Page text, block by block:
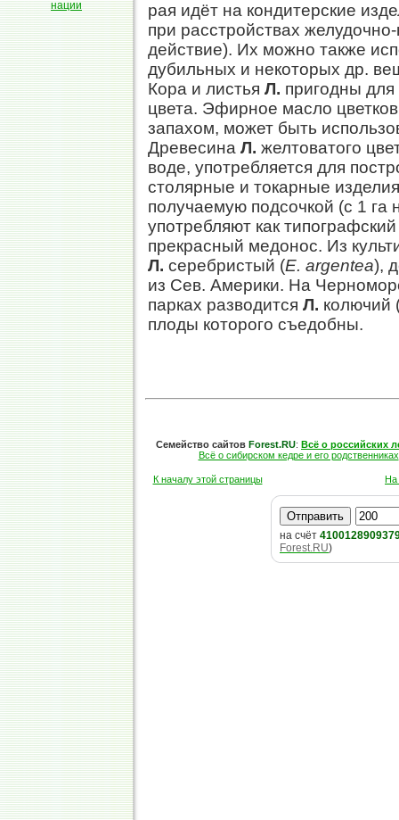
рая идёт на кондитерские
при расстройствах
действие). Их можно также
дубильных и некоторых др.
Кора и листья Л. пригодны
цвета. Эфирное масло
запахом, может быть
Древесина Л. желтоватого
воде, употребляется для
столярные и токарные
получаемую подсочкой (с 1 га
употребляют как
прекрасный медонос. Из
Л. серебристый (Е. argentea),
из Сев. Америки. На
парках разводится Л. колючий
плоды которого съедобны.
Семейство сайтов Forest.RU: Всё о российских
Всё о сибирском кедре и его родственниках
К началу этой страницы На
на счёт
Forest.RU)